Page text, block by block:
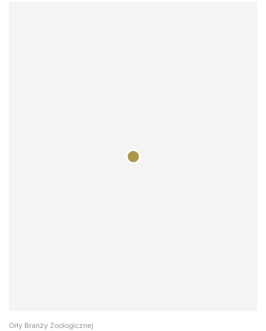
Orły Branży Zoologicznej